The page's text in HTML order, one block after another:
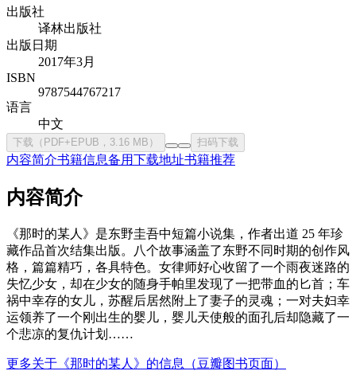
出版社
译林出版社
出版日期
2017年3月
ISBN
9787544767217
语言
中文
下载（PDF+EPUB，3.16 MB） 扫码下载
内容简介书籍信息备用下载地址书籍推荐
内容简介
《那时的某人》是东野圭吾中短篇小说集，作者出道 25 年珍
藏作品首次结集出版。八个故事涵盖了东野不同时期的创作风
格，篇篇精巧，各具特色。女律师好心收留了一个雨夜迷路的
失忆少女，却在少女的随身手帕里发现了一把带血的匕首；车
祸中幸存的女儿，苏醒后居然附上了妻子的灵魂；一对夫妇幸
运领养了一个刚出生的婴儿，婴儿天使般的面孔后却隐藏了一
个悲凉的复仇计划……
更多关于《那时的某人》的信息（豆瓣图书页面）